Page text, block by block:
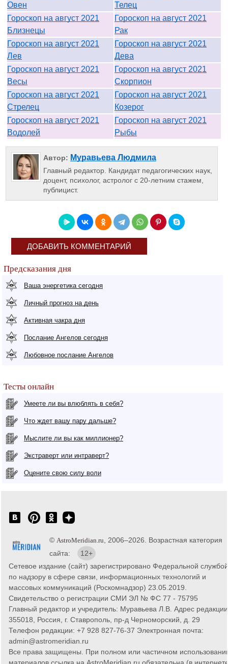
Овен
Телец
Гороскоп на август 2021
Близнецы
Гороскоп на август 2021
Рак
Гороскоп на август 2021
Лев
Гороскоп на август 2021
Дева
Гороскоп на август 2021
Весы
Гороскоп на август 2021
Скорпион
Гороскоп на август 2021
Стрелец
Гороскоп на август 2021
Козерог
Гороскоп на август 2021
Водолей
Гороскоп на август 2021
Рыбы
Автор: Муравьева Людмила
Главный редактор. Кандидат педагогических наук,
доцент, психолог, астролог с 20-летним стажем,
публицист.
ДОБАВИТЬ КОММЕНТАРИЙ
Предсказания дня
Ваша энергетика сегодня
Личный прогноз на день
Активная чакра дня
Послание Ангелов сегодня
Любовное послание Ангелов
Тесты онлайн
Умеете ли вы влюблять в себя?
Что ждет вашу пару дальше?
Мыслите ли вы как миллионер?
Экстраверт или интраверт?
Оцените свою силу воли
© AstroMeridian.ru , 2006–2026. Возрастная категория
сайта:
12+
Сетевое издание (сайт) зарегистрировано Федеральной службой
по надзору в сфере связи, информационных технологий и
массовых коммуникаций (Роскомнадзор) 23.05.2019.
Свидетельство о регистрации СМИ ЭЛ № ФС 77 - 75795
Главный редактор и учредитель: Муравьева Л.В. Адрес
355018, Россия, г. Ставрополь, пр-д Черноморский, д. 29
Телефон редакции: +7 928 827-76-37 Электронная почта:
admin@astromeridian.ru
Все права защищены. При полном или частичном
материалов ссылка на AstroMeridian.ru обязательна (в